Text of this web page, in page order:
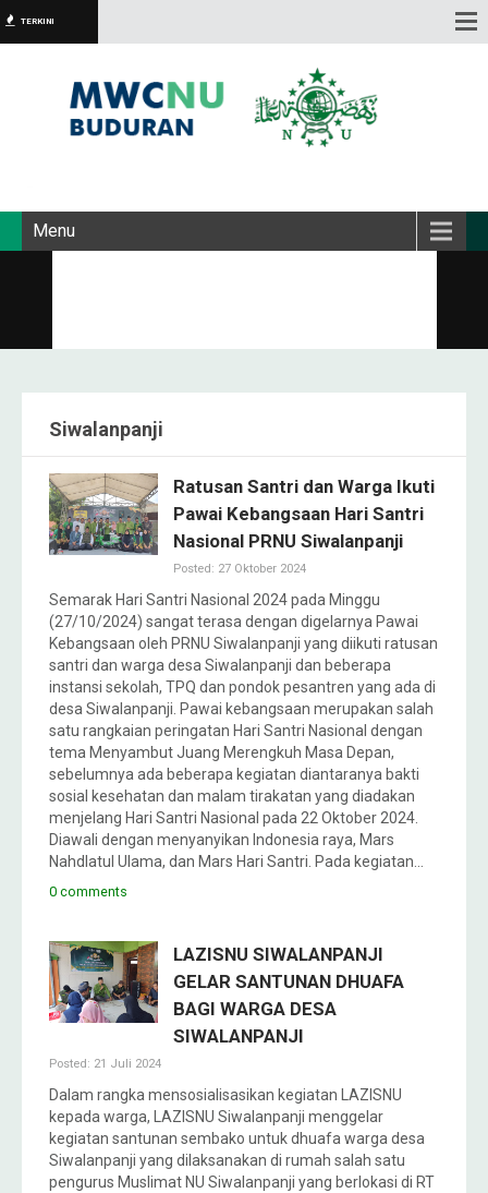
TERKINI
Menu
Siwalanpanji
Ratusan Santri dan Warga Ikuti
Pawai Kebangsaan Hari Santri
Nasional PRNU Siwalanpanji
Posted: 27 Oktober 2024
Semarak Hari Santri Nasional 2024 pada Minggu
(27/10/2024) sangat terasa dengan digelarnya Pawai
Kebangsaan oleh PRNU Siwalanpanji yang diikuti ratusan
santri dan warga desa Siwalanpanji dan beberapa
instansi sekolah, TPQ dan pondok pesantren yang ada di
desa Siwalanpanji. Pawai kebangsaan merupakan salah
satu rangkaian peringatan Hari Santri Nasional dengan
tema Menyambut Juang Merengkuh Masa Depan,
sebelumnya ada beberapa kegiatan diantaranya bakti
sosial kesehatan dan malam tirakatan yang diadakan
menjelang Hari Santri Nasional pada 22 Oktober 2024.
Diawali dengan menyanyikan Indonesia raya, Mars
Nahdlatul Ulama, dan Mars Hari Santri. Pada kegiatan…
0 comments
LAZISNU SIWALANPANJI
GELAR SANTUNAN DHUAFA
BAGI WARGA DESA
SIWALANPANJI
Posted: 21 Juli 2024
Dalam rangka mensosialisasikan kegiatan LAZISNU
kepada warga, LAZISNU Siwalanpanji menggelar
kegiatan santunan sembako untuk dhuafa warga desa
Siwalanpanji yang dilaksanakan di rumah salah satu
pengurus Muslimat NU Siwalanpanji yang berlokasi di RT